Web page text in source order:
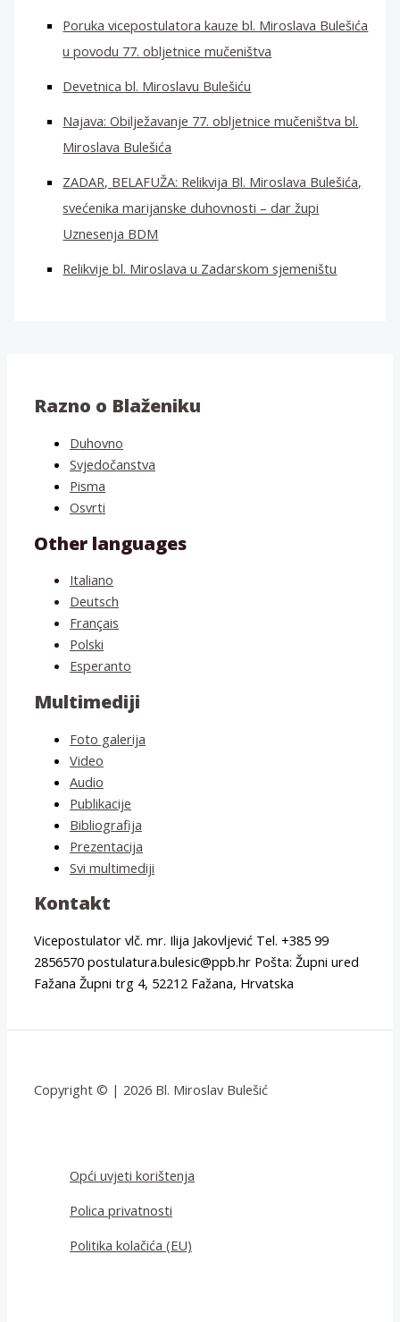
Poruka vicepostulatora kauze bl. Miroslava Bulešića
u povodu 77. obljetnice mučeništva
Devetnica bl. Miroslavu Bulešiću
Najava: Obilježavanje 77. obljetnice mučeništva bl.
Miroslava Bulešića
ZADAR, BELAFUŽA: Relikvija Bl. Miroslava Bulešića,
svećenika marijanske duhovnosti – dar župi
Uznesenja BDM
Relikvije bl. Miroslava u Zadarskom sjemeništu
Razno o Blaženiku
Duhovno
Svjedočanstva
Pisma
Osvrti
Other languages
Italiano
Deutsch
Français
Polski
Esperanto
Multimediji
Foto galerija
Video
Audio
Publikacije
Bibliografija
Prezentacija
Svi multimediji
Kontakt
Vicepostulator vlč. mr. Ilija Jakovljević Tel. +385 99
2856570 postulatura.bulesic@ppb.hr Pošta: Župni ured
Fažana Župni trg 4, 52212 Fažana, Hrvatska
Copyright © | 2026 Bl. Miroslav Bulešić
Opći uvjeti korištenja
Polica privatnosti
Politika kolačića (EU)